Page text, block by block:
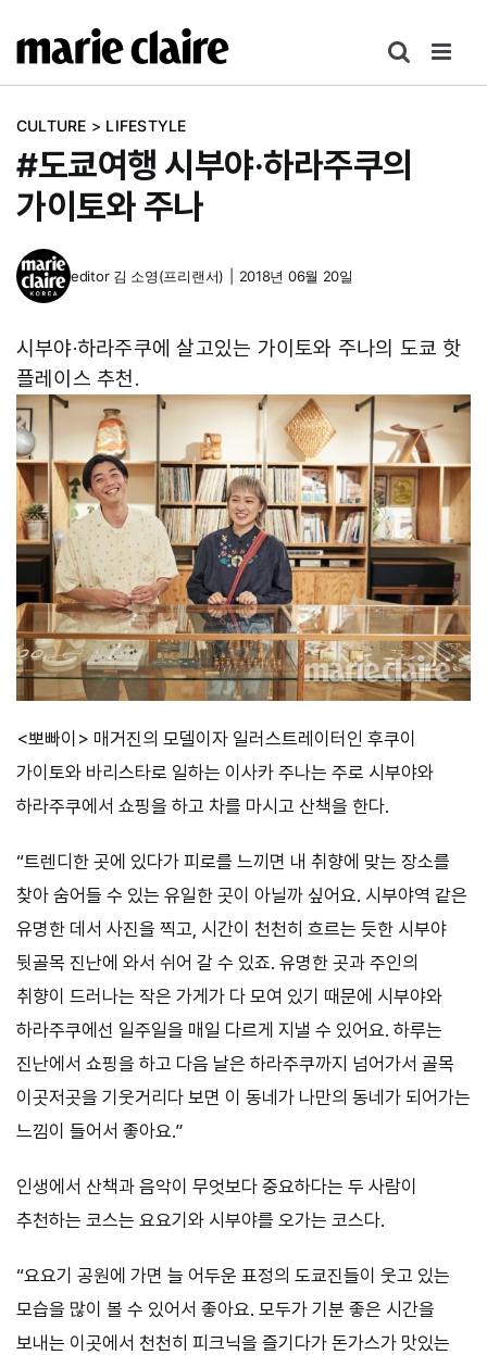
텐
건
기
CULTURE > LIFESTYLE
#도쿄여행 시부야·하라주쿠의
가이토와 주나
editor 김 소영(프리랜서) 2018년 06월 20일
시부야·하라주쿠에 살고있는 가이토와 주나의 도쿄 핫
플레이스 추천.
<뽀빠이> 매거진의 모델이자 일러스트레이터인 후쿠이
가이토와 바리스타로 일하는 이사카 주나는 주로 시부야와
하라주쿠에서 쇼핑을 하고 차를 마시고 산책을 한다.
“트렌디한 곳에 있다가 피로를 느끼면 내 취향에 맞는 장소를
찾아 숨어들 수 있는 유일한 곳이 아닐까 싶어요. 시부야역 같은
유명한 데서 사진을 찍고, 시간이 천천히 흐르는 듯한 시부야
뒷골목 진난에 와서 쉬어 갈 수 있죠. 유명한 곳과 주인의
취향이 드러나는 작은 가게가 다 모여 있기 때문에 시부야와
하라주쿠에선 일주일을 매일 다르게 지낼 수 있어요. 하루는
진난에서 쇼핑을 하고 다음 날은 하라주쿠까지 넘어가서 골목
이곳저곳을 기웃거리다 보면 이 동네가 나만의 동네가 되어가는
느낌이 들어서 좋아요.”
인생에서 산책과 음악이 무엇보다 중요하다는 두 사람이
추천하는 코스는 요요기와 시부야를 오가는 코스다.
“요요기 공원에 가면 늘 어두운 표정의 도쿄진들이 웃고 있는
모습을 많이 볼 수 있어서 좋아요. 모두가 기분 좋은 시간을
보내는 이곳에서 천천히 피크닉을 즐기다가 돈가스가 맛있는